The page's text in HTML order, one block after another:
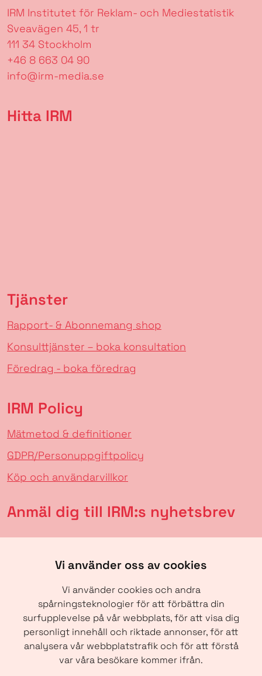
Vi använder oss av cookies
Vi använder cookies och andra
spårningsteknologier för att förbättra din
surfupplevelse på vår webbplats, för att visa dig
personligt innehåll och riktade annonser, för att
analysera vår webbplatstrafik och för att förstå
var våra besökare kommer ifrån.
IRM Institutet för Reklam- och Mediestatistik
Sveavägen 45, 1 tr
111 34 Stockholm
+46 8 663 04 90
info@irm-media.se
Hitta IRM
Tjänster
Rapport- & Abonnemang shop
Konsulttjänster – boka konsultation
Föredrag - boka föredrag
IRM Policy
Mätmetod & definitioner
GDPR/Personuppgiftpolicy
Köp och användarvillkor
Anmäl dig till IRM:s nyhetsbrev
SKICKA